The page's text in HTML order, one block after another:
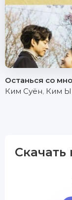
Останься со
Ким Суён, Ким
Скачать